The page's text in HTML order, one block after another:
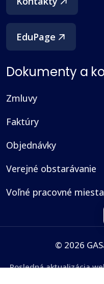
EduPage
Dokumenty a
Zmluvy
Faktúry
Objednávky
Verejné obstarávanie
Voľné pracovné miesta
© 2026
Posledná aktualizácia